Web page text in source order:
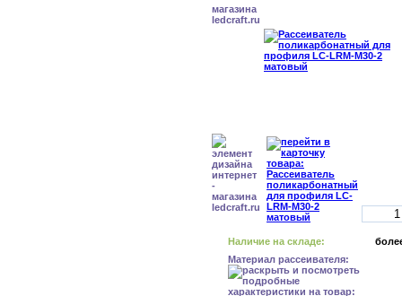
Наличие на складе:
Материал рассеивателя: